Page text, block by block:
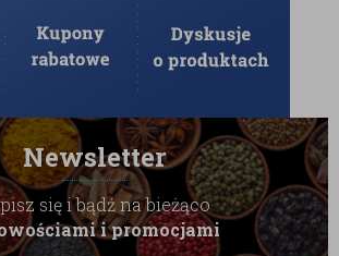
Newsletter
się i bądź na bieżąco
i promocjami